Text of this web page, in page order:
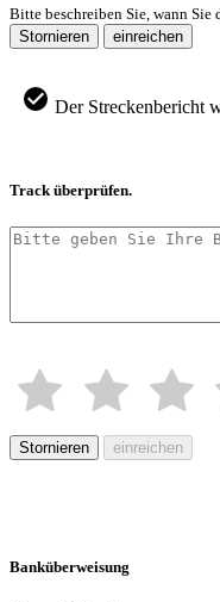
Bitte beschreiben Sie, wann Sie
Stornieren
einreichen
Der Streckenbericht
Track überprüfen.
Stornieren einreichen
Banküberweisung